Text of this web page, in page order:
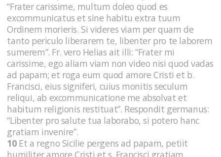
“Frater carissime, multum doleo quod es
excommunicatus et sine habitu extra tuum
Ordinem morieris. Si videres viam per quam de
tanto periculo liberarem te, libenter pro te laborem
sumerem”. Fr. vero Helias ait illi: “Frater mi
carissime, ego aliam viam non video nisi quod vadas
ad papam; et roga eum quod amore Cristi et b.
Francisci, eius signiferi, cuius monitis seculum
reliqui, ab excommunicatione me absolvat et
habitum religionis restituat”. Respondit germanus:
“Libenter pro salute tua laborabo, si potero hanc
gratiam invenire”.
10 Et a regno Sicilie pergens ad papam, petiit
humiliter amore Cristi et s. Francisci gratiam